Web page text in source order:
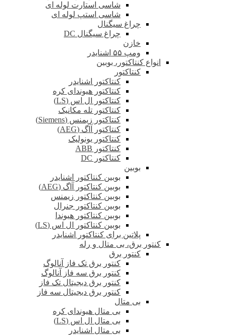
شاسی استارت لوله ای
شاسی استپ لوله ای
چراغ سیگنال
چراغ سیگنال DC
خازن
ومپ ۵۵ اشنایدر
انواع کنتاکتور، بوبین
کنتاکتور
کنتاکتور اشنایدر
کنتاکتور هیوندای کره
کنتاکتور ال اس (LS)
کنتاکتور تله مکانیک
کنتاکتور زیمنس (Siemens)
کنتاکتور آاگ (AEG)
کنتاکتور یونولیک
کنتاکتور ABB
کنتاکتور DC
بوبین
بوبین کنتاکتور اشنایدر
بوبین کنتاکتور آاگ (AEG)
بوبین کنتاکتور زیمنس
بوبین کنتاکتور جنرال
بوبین کنتاکتور هیوندا
بوبین کنتاکتور ال اس (LS)
پلاتین برای کنتاکتور اشنایدر
کنتور برق، بی متال و رله
کنتور برق
کنتور برق تک فاز آنالوگ
کنتور برق سه فاز آنالوگ
کنتور برق دیجیتال تک فاز
کنتور برق دیجیتال سه فاز
بی متال
بی متال هیوندای کره
بی متال ال اس (LS)
بی متال اشنایدر